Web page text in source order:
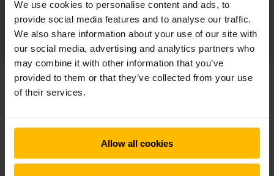
We use cookies to personalise content and ads, to
provide social media features and to analyse our traffic.
We also share information about your use of our site with
our social media, advertising and analytics partners who
may combine it with other information that you’ve
provided to them or that they’ve collected from your use
of their services.
Allow all cookies